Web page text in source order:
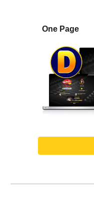
One Page